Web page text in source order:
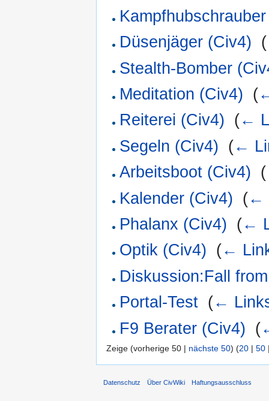
Düsenjäger (Civ4) (
Stealth-Bomber
Meditation (Civ4) (
Reiterei (Civ4) (←
Segeln (Civ4) (←
Arbeitsboot (Civ4) (
Kalender (Civ4) (←
Phalanx (Civ4) (←
Optik (Civ4) (←
Diskussion:Fall
Portal-Test (←
F9 Berater (Civ4) (
Zeige (vorherige 50 | nächste 50) (20 | 50
Datenschutz Über CivWiki Haftungsausschluss